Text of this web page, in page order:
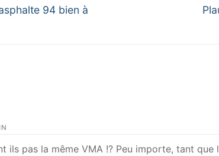
94 bien à
ils pas la même VMA !? Peu importe, tant